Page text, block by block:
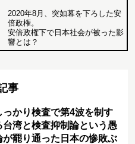
2020年8月、突如幕を下ろした安
倍政権。
安倍政権下で日本社会が被った影
響とは？
事
っかり検査で第4波を制す
台湾と検査抑制論という愚
が罷り通った日本の惨敗ぶ